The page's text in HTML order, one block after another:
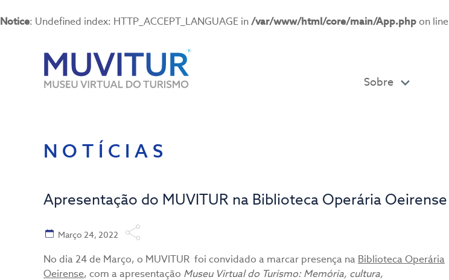
Notice: Undefined index: HTTP_ACCEPT_LANGUAGE in/var/www/html/core/main/App.phpon line
Sobre
NOTÍCIAS
Apresentação do MUVITUR na Biblioteca Operária Oeirense
Março 24, 2022
No dia 24 de Março, o MUVITUR foi convidado a marcar presença na Biblioteca Operária
Oeirense, com a apresentação Museu Virtual do Turismo: Memória, cultura,